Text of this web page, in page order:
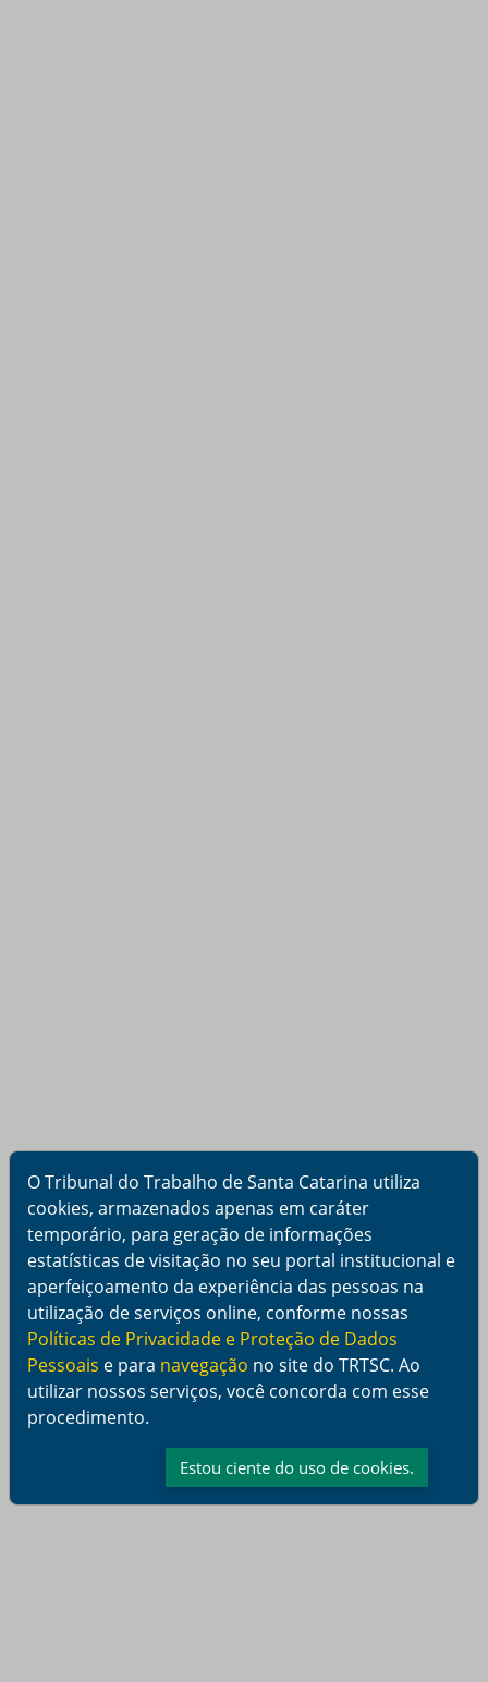
O Tribunal do Trabalho de Santa Catarina utiliza
cookies, armazenados apenas em caráter
temporário, para geração de informações
estatísticas de visitação no seu portal institucional e
aperfeiçoamento da experiência das pessoas na
utilização de serviços online, conforme nossas
Políticas de Privacidade e Proteção de Dados
Pessoais e para navegação no site do TRTSC. Ao
utilizar nossos serviços, você concorda com esse
procedimento.
Estou ciente do uso de cookies.